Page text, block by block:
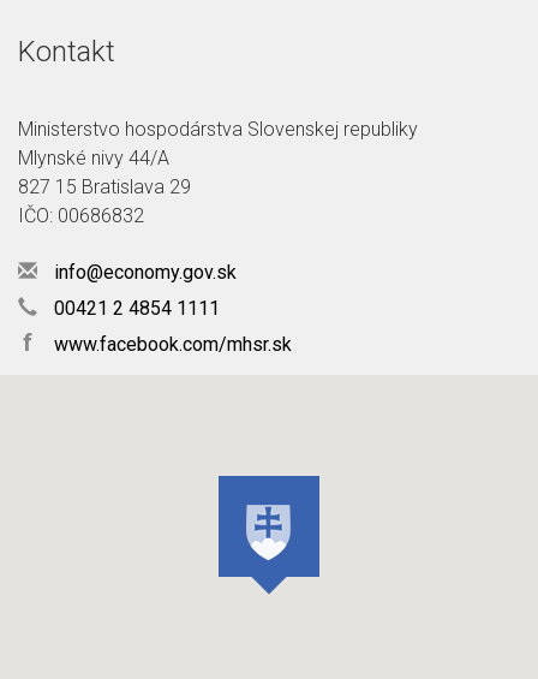
Kontakt
Ministerstvo hospodárstva Slovenskej republiky
Mlynské nivy 44/A
827 15 Bratislava 29
IČO: 00686832
info@economy.gov.sk
00421 2 4854 1111
f www.facebook.com/mhsr.sk